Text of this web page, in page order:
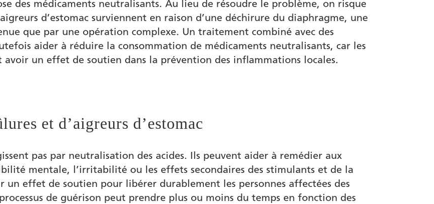
des médicaments neutralisants. Au lieu de résoudre le problème, on risque
d’estomac surviennent en raison d’une déchirure du diaphragme, une
que par une opération complexe. Un traitement combiné avec des
aider à réduire la consommation de médicaments neutralisants, car les
un effet de soutien dans la prévention des inflammations locales.
et d’aigreurs d’estomac
pas par neutralisation des acides. Ils peuvent aider à remédier aux
mentale, l’irritabilité ou les effets secondaires des stimulants et de la
un effet de soutien pour libérer durablement les personnes affectées des
de guérison peut prendre plus ou moins du temps en fonction des